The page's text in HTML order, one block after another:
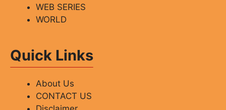
WEB SERIES
WORLD
Quick Links
About Us
CONTACT US